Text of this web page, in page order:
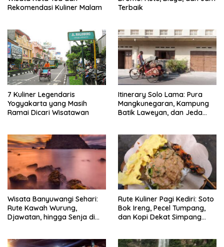
Rekomendasi Kuliner Malam
Terbaik
7 Kuliner Legendaris
Yogyakarta yang Masih
Ramai Dicari Wisatawan
Itinerary Solo Lama: Pura
Mangkunegaran, Kampung
Batik Laweyan, dan Jeda
Wisata Banyuwangi Sehari:
Rute Kawah Wurung,
Djawatan, hingga Senja di
Rute Kuliner Pagi Kediri: Soto
Bok Ireng, Pecel Tumpang,
dan Kopi Dekat Simpang